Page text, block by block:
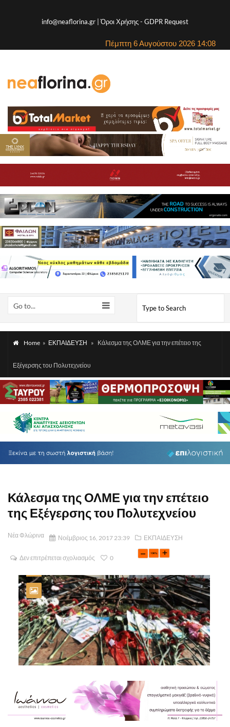
info@neaflorina.gr |Όροι Χρήσης- GDPR Request
Πέμπτη 6 Αυγούστου 2026 14:08
Go to...
Home » ΕΚΠΑΙΔΕΥΣΗ » Κάλεσμα της ΟΛΜΕ για την επέτειο της
Εξέγερσης του Πολυτεχνείου
Κάλεσμα της ΟΛΜΕ για την επέτειο
της Εξέγερσης του Πολυτεχνείου
Νέα Φλώρινα Νοέμβριος 16, 2017 23:39 ΕΚΠΑΙΔΕΥΣΗ
Δεν επιτρέπεται σχολιασμός 0